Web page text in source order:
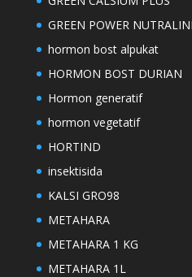
GREEN POWER
hormon bost alpukat
HORMON BOST DURIAN
Hormon generatif
hormon vegetatif
HORTIND
insektisida
KALSI GRO98
METAHARA
METAHARA 1 KG
METAHARA 1L